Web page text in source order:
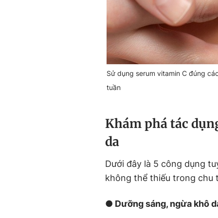
Sử dụng serum vitamin C đúng
tuần
Khám phá tác
da
Dưới đây là 5 công dụng
không thể thiếu trong chu
● Dưỡng sáng, ngừa khô